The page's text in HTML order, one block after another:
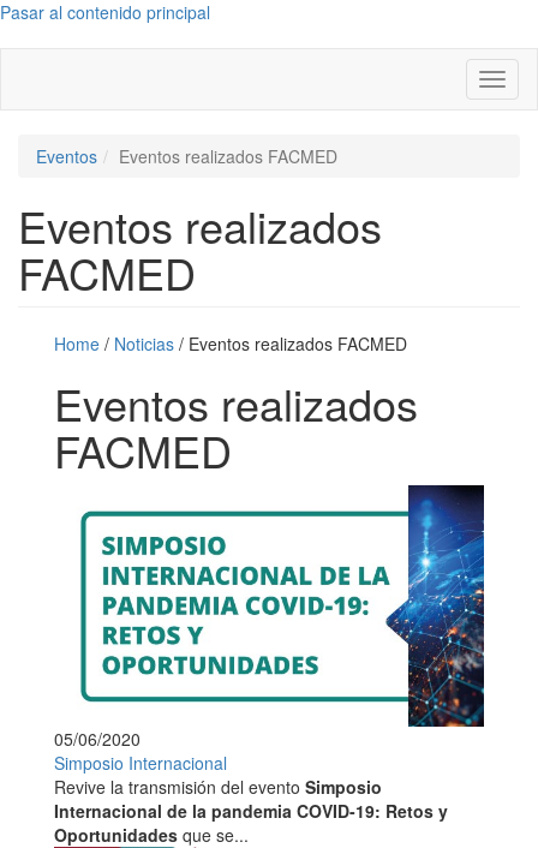
Pasar al contenido principal
Eventos Eventos realizados FACMED
Eventos realizados
FACMED
Home / Noticias / Eventos realizados FACMED
Eventos realizados
FACMED
05/06/2020
Simposio Internacional
Revive la transmisión del evento Simposio
Internacional de la pandemia COVID-19: Retos y
Oportunidades que se...